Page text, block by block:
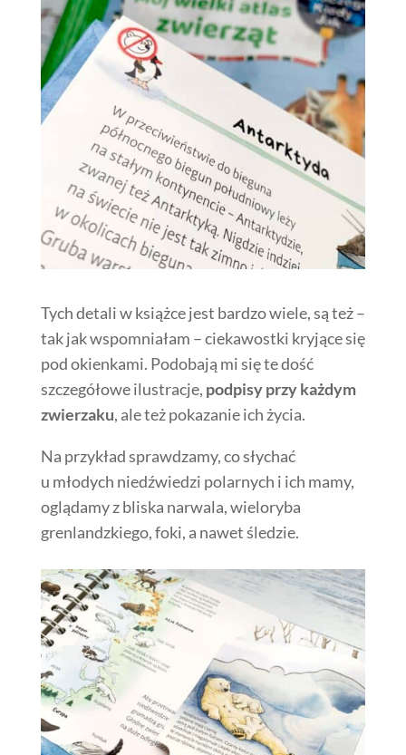
Tych detali w książce jest bardzo wiele, są też –
tak jak wspomniałam – ciekawostki kryjące się
pod okienkami. Podobają mi się te dość
szczegółowe ilustracje, podpisy przy każdym
zwierzaku, ale też pokazanie ich życia.
Na przykład sprawdzamy, co słychać
u młodych niedźwiedzi polarnych i ich mamy,
oglądamy z bliska narwala, wieloryba
grenlandzkiego, foki, a nawet śledzie.